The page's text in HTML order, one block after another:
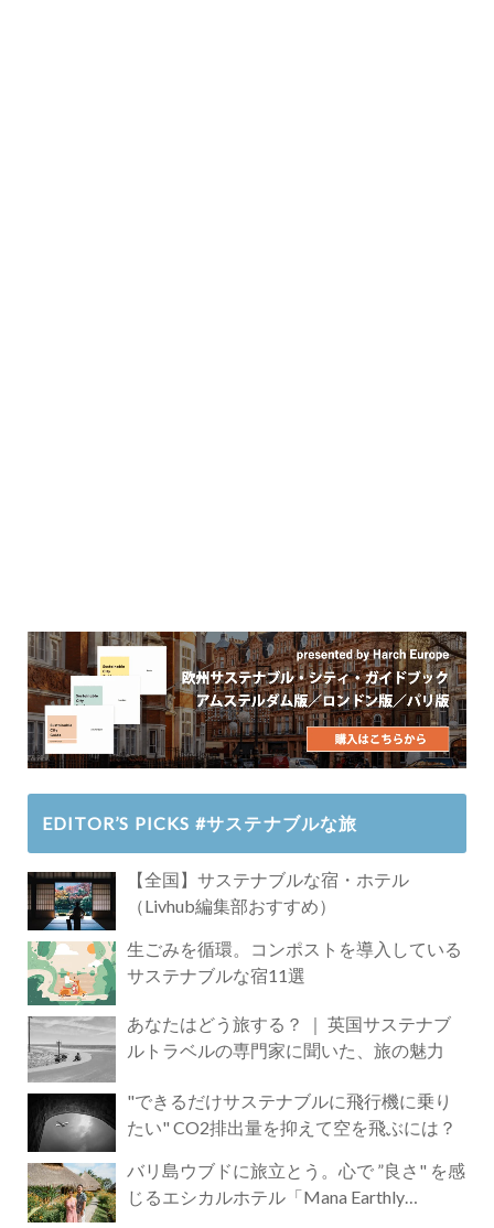
EDITOR’S PICKS #サステナブルな旅
【全国】サステナブルな宿・ホテル
（Livhub編集部おすすめ）
生ごみを循環。コンポストを導入している
サステナブルな宿11選
あなたはどう旅する？ ｜ 英国サステナブ
ルトラベルの専門家に聞いた、旅の魅力
"できるだけサステナブルに飛行機に乗り
たい" CO2排出量を抑えて空を飛ぶには？
バリ島ウブドに旅立とう。心で ”良さ" を感
じるエシカルホテル「Mana Earthly